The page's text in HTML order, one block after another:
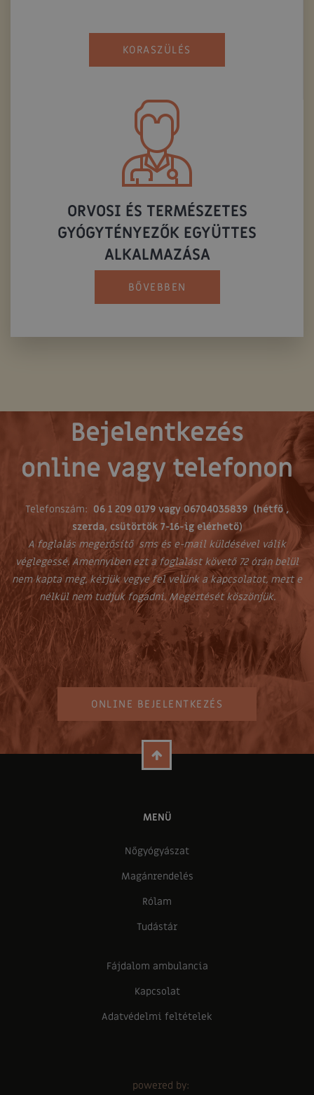
KORASZÜLÉS
ORVOSI ÉS TERMÉSZETES
GYÓGYTÉNYEZŐK EGYÜTTES
ALKALMAZÁSA
BŐVEBBEN
Bejelentkezés
online vagy telefonon
Telefonszám: 06 1 209 0179 vagy 06704035839 (hétfő ,
szerda, csütörtök 7-16-ig elérhető)
A foglalás megerősítő sms és e-mail küldésével válik
véglegessé. Amennyiben ezt a foglalást követő 72 órán belül
nem kapta meg, kérjük vegye fel velünk a kapcsolatot, mert e
nélkül nem tudjuk fogadni. Megértését köszönjük.
ONLINE BEJELENTKEZÉS
MENÜ
Nőgyógyászat
Magánrendelés
Rólam
Tudástár
Fájdalom ambulancia
Kapcsolat
Adatvédelmi feltételek
powered by: